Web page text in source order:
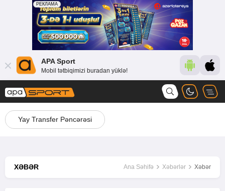
APA Sport
Mobil tətbiqimizi buradan yüklə!
Yay Transfer Pəncərəsi
XƏBƏR Ana Səhifə Xəbərlər Xəbər